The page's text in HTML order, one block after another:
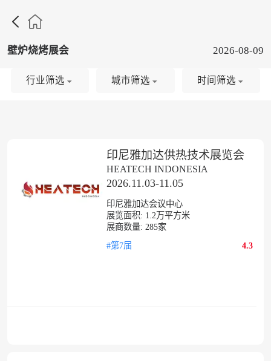

壁炉烧烤展会 2026-08-09
印尼雅加达供热技术展览会
HEATECH INDONESIA
2026.11.03-11.05
印尼雅加达会议中心
展览面积: 1.2 万平方米
展商数量: 285家
#第7届
4.3
行业筛选 城市筛选 时间筛选